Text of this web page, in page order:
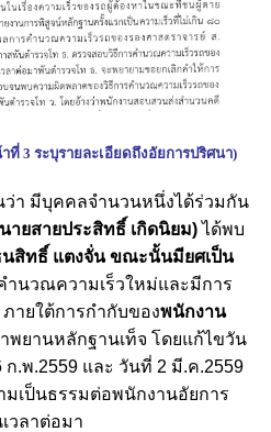
3 ระบุรายละเอียดถึงอัยการปริศนา)
ว่า มีบุคคลจำนวนหนึ่งได้ร่วมกัน
ายสายประสิทธิ์ เกิดนิยม)ได้พบ
นสิทธิ์ แตงจั่น ขณะนั้นมียศเป็น
ำนวณความเร็วใหม่และมีการ
ภายใต้การกำกับของพนักงาน
พยานหลักฐานเท็จ โดยแก้ไขวัน
.พ.2559 และ วันที่ 2 มี.ค.2559
เป็นธรรมต่อพนักงานอัยการ
วลาต่อมา